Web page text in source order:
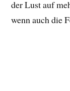
der Lust auf
wenn auch die